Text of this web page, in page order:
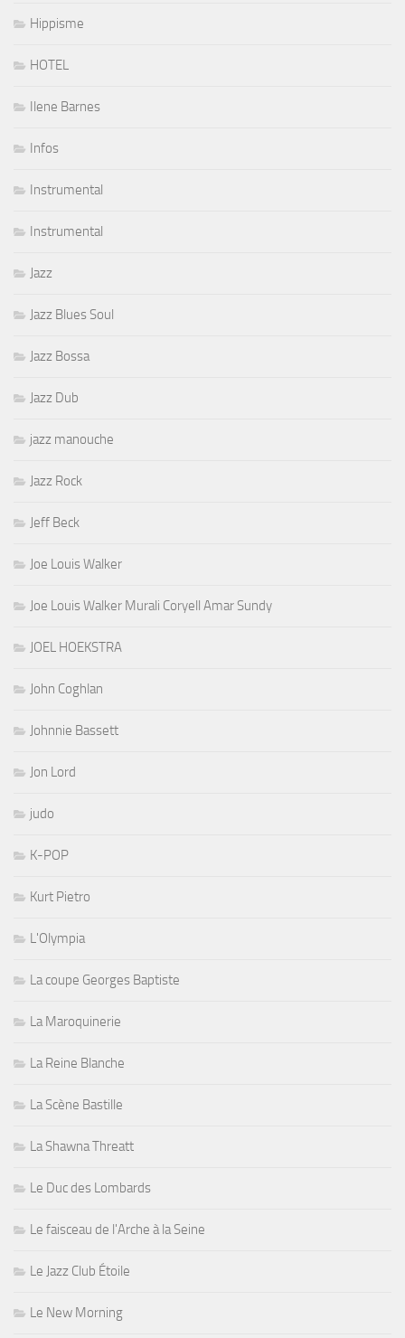
Hippisme
HOTEL
Ilene Barnes
Infos
Instrumental
Instrumental
Jazz
Jazz Blues Soul
Jazz Bossa
Jazz Dub
jazz manouche
Jazz Rock
Jeff Beck
Joe Louis Walker
Joe Louis Walker Murali Coryell Amar Sundy
JOEL HOEKSTRA
John Coghlan
Johnnie Bassett
Jon Lord
judo
K-POP
Kurt Pietro
L'Olympia
La coupe Georges Baptiste
La Maroquinerie
La Reine Blanche
La Scène Bastille
La Shawna Threatt
Le Duc des Lombards
Le faisceau de l'Arche à la Seine
Le Jazz Club Étoile
Le New Morning